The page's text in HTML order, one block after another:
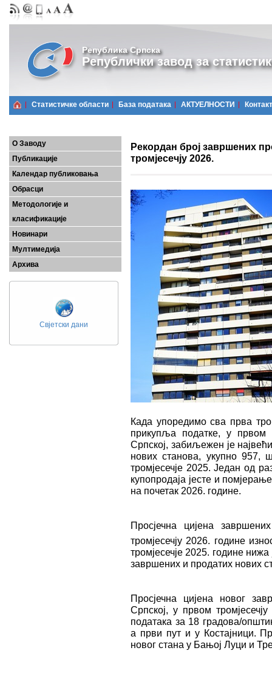
Република Српска
Републички завод за
Статистичке области Базa података АКТУЕЛНОСТИ Контакт
О Заводу
Публикације
Календар публиковања
Обрасци
Методологије и
класификације
Новинари
Мултимедија
Архива
Свјетски дани
Рекордан број завршених
тромјесечју 2026.
Када упоредимо сва прва
прикупља податке, у првом
Српској, забиљежен је
нових станова, укупно 957,
тромјесечје 2025. Један од
купопродаја јесте и
на почетак 2026. године.
Просјечна цијена
тромјесечју 2026. године
тромјесечје 2025. године
завршених и продатих нових
Просјечна цијена новог
Српској, у првом
података за 18 градова/
а први пут и у Костајници.
новог стана у Бањој Луци и